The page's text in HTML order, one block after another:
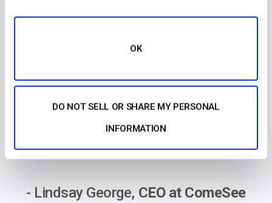
OK
DO NOT SELL OR SHARE MY PERSONAL
INFORMATION
“L’assistenza offerta da
Dacast è particolarmente
fornitori di streaming, il
che li rende una scelta
chiara per la mia azienda”.
- Lindsay George, CEO at ComeSee